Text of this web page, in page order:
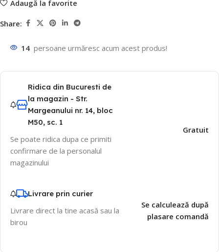
Adaugă la favorite
Share:
14 persoane urmăresc acum acest produs!
Ridica din Bucuresti de
la magazin - Str.
Margeanului nr. 14, bloc
M50, sc. 1
Se poate ridica dupa ce primiti
confirmare de la personalul
magazinului
Gratuit
Livrare prin curier
Livrare direct la tine acasă sau la
birou
Se calculează după
plasare comandă